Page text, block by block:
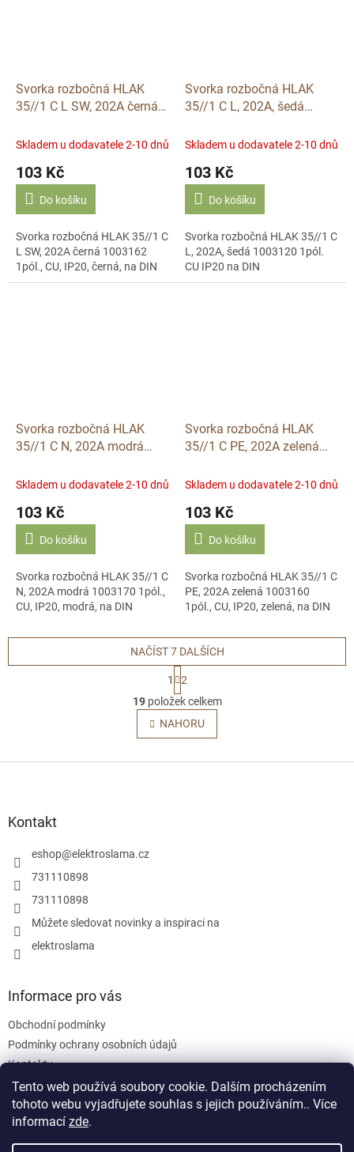
Tento web používá soubory cookie. Dalším procházením
tohoto webu vyjadřujete souhlas s jejich používáním.. Více
informací zde.
Svorka rozbočná HLAK
35//1 C L SW, 202A černá
černá, na DIN
Skladem u dodavatele 2-10 dnů
103 Kč
Do košíku
Svorka rozbočná HLAK 35//1 C
L SW, 202A černá 1003162
1pól., CU, IP20, černá, na DIN
Svorka rozbočná HLAK
35//1 C L, 202A, šedá
DIN
Skladem u dodavatele 2-10 dnů
103 Kč
Do košíku
Svorka rozbočná HLAK 35//1 C
L, 202A, šedá 1003120 1pól.
CU IP20 na DIN
Svorka rozbočná HLAK
35//1 C N, 202A modrá
modrá, na DIN
Skladem u dodavatele 2-10 dnů
103 Kč
Do košíku
Svorka rozbočná HLAK 35//1 C
N, 202A modrá 1003170 1pól.,
CU, IP20, modrá, na DIN
Svorka rozbočná HLAK
35//1 C PE, 202A zelená
zelená, na DIN
Skladem u dodavatele 2-10 dnů
103 Kč
Do košíku
Svorka rozbočná HLAK 35//1 C
PE, 202A zelená 1003160
1pól., CU, IP20, zelená, na DIN
O
v
l
á
p
NAČÍST 7 DALŠÍCH
t
r
á
n
k
v
1
2
19položek celkem
NAHORU
Kontakt
eshop@elektroslama.cz
731110898
731110898
Můžete sledovat novinky a inspiraci na
elektroslama
Informace pro vás
Obchodní podmínky
Podmínky ochrany osobních údajů
Kontakty